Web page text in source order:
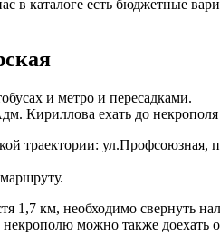
в каталоге есть бюджетные
и метро и пересадками.
Кириллова ехать до некрополя
траектории: ул.Профсоюзная,
км, необходимо свернуть
можно также доехать